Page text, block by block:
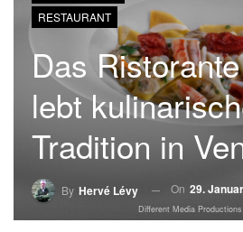
RESTAURANT
Das
lebt
Tradition in
By Hervé Lévy On 29.
Different Media